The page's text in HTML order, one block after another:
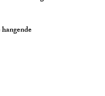
de hangende